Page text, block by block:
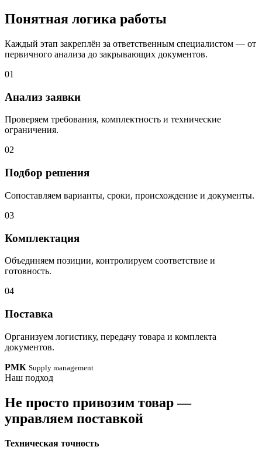
Понятная логика работы
Каждый этап закреплён за ответственным специалистом — от
первичного анализа до закрывающих документов.
01
Анализ заявки
Проверяем требования, комплектность и технические
ограничения.
02
Подбор решения
Сопоставляем варианты, сроки, происхождение и документы.
03
Комплектация
Объединяем позиции, контролируем соответствие и
готовность.
04
Поставка
Организуем логистику, передачу товара и комплекта
документов.
РМК Supply management
Наш подход
Не просто привозим товар —
управляем поставкой
Техническая точность